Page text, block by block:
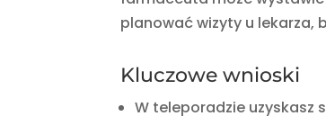
planować wizyty u lekarza,
Kluczowe wnioski
W teleporadzie uzyskasz